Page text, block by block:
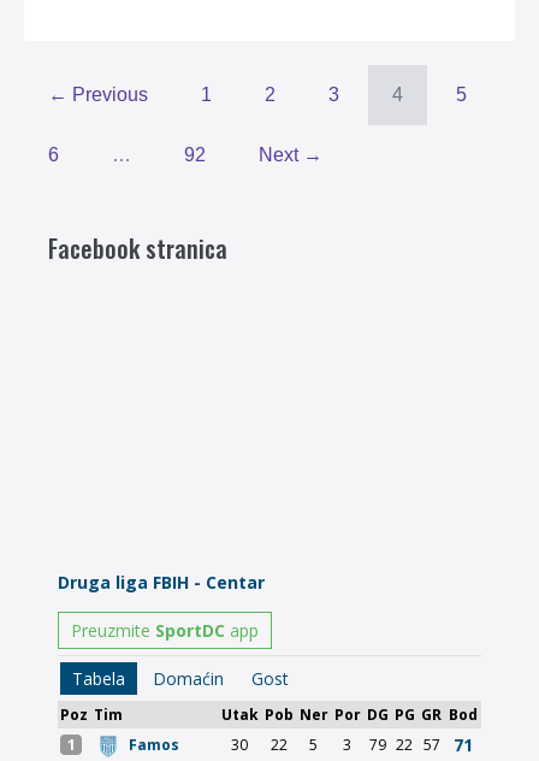
← Previous 1 2 3 4 5
6 … 92 Next →
Facebook stranica